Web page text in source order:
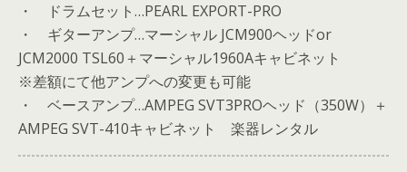
・ ドラムセット…PEARL EXPORT-PRO
・ ギターアンプ…マーシャル JCM900ヘッドor
JCM2000 TSL60＋マーシャル1960Aキャビネット
※差額にて他アンプへの変更も可能
・ ベースアンプ…AMPEG SVT3PROヘッド（350W）＋
AMPEG SVT-410キャビネット 楽器レンタル